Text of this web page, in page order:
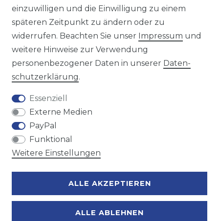
Wir versenden mit
Zahlungsmöglichkeiten
einzuwilligen und die Einwilligung zu einem
späteren Zeitpunkt zu ändern oder zu
widerrufen. Beachten Sie unser Impressum und
weitere Hinweise zur Verwendung
personenbezogener Daten in unserer Daten­
schutz­erklärung.
Essenziell
Externe Medien
PayPal
Funktional
Weitere Einstellungen
ALLE AKZEPTIEREN
ALLE ABLEHNEN